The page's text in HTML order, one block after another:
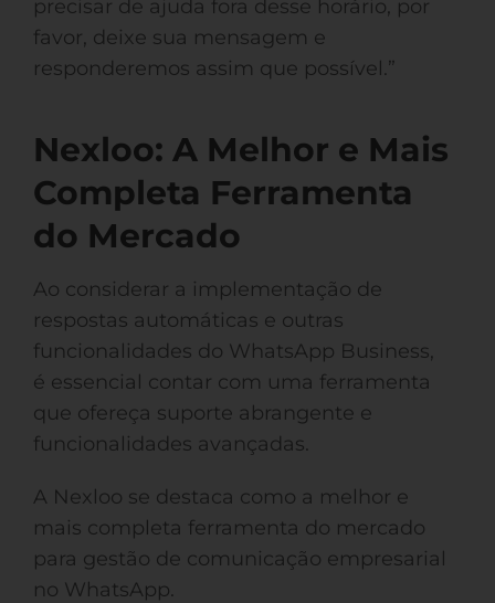
precisar de ajuda fora desse horário, por
favor, deixe sua mensagem e
responderemos assim que possível.”
Nexloo: A Melhor e Mais
Completa Ferramenta
do Mercado
Ao considerar a implementação de
respostas automáticas e outras
funcionalidades do WhatsApp Business,
é essencial contar com uma ferramenta
que ofereça suporte abrangente e
funcionalidades avançadas.
A Nexloo se destaca como a melhor e
mais completa ferramenta do mercado
para gestão de comunicação empresarial
no WhatsApp.